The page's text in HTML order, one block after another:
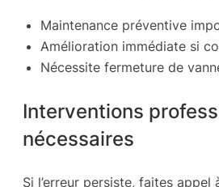
Maintenance préventive
Amélioration immédiate si
Nécessite fermeture de
Interventions
nécessaires
Si l’erreur persiste, faites appel